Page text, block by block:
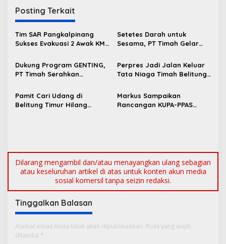
g
a
s
i
p
o
s
Posting Terkait
Tim SAR Pangkalpinang
Sukses Evakuasi 2 Awak KM
Pantai Pukan
Setetes Darah untuk
Sesama, PT Timah Gelar
Jakarta
Dukung Program GENTING,
PT Timah Serahkan
untuk Cegah Stunting
Perpres Jadi Jalan Keluar
Tata Niaga Timah Belitung,
Masyarakat Bersabar
Pamit Cari Udang di
Belitung Timur Hilang
Markus Sampaikan
Rancangan KUPA-PPAS
Dilarang mengambil dan/atau menayangkan ulang sebagian
atau keseluruhan artikel di atas untuk konten akun media
sosial komersil tanpa seizin redaksi.
Tinggalkan Balasan
Alamat email Anda tidak akan dipublikasikan. Ruas yang wajib
ditandai *